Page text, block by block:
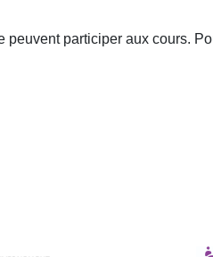
participer aux cours.